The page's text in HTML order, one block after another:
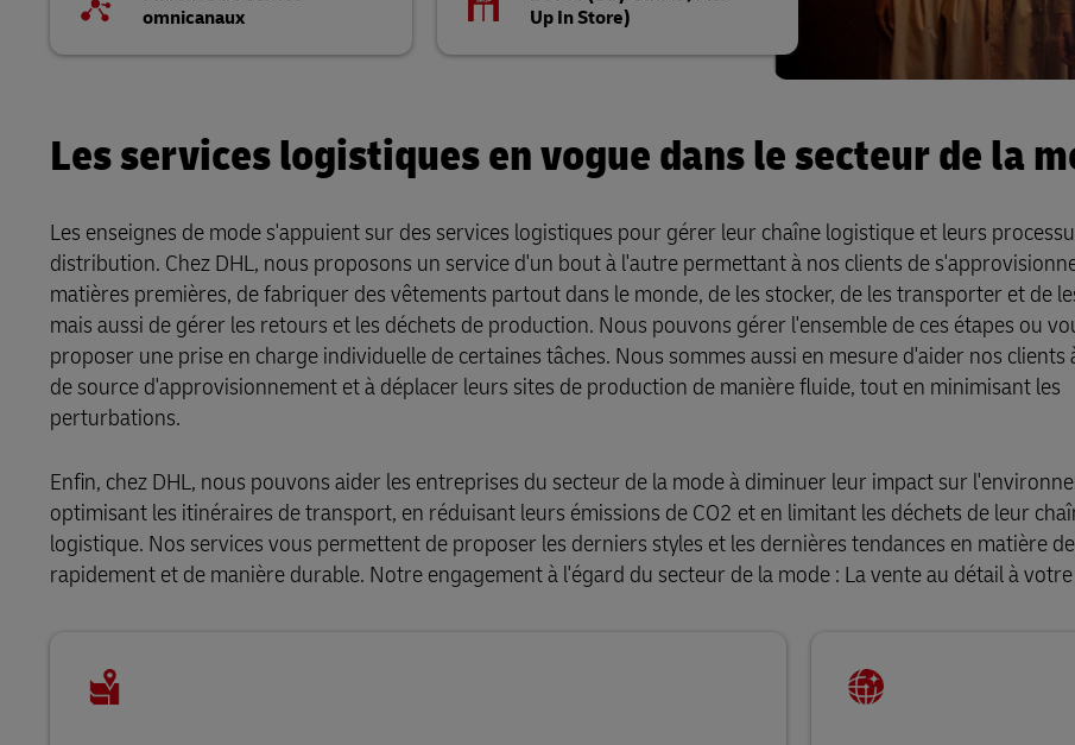
omnicanaux
Up In Store)
Les services logistiques en vogue dans le secteur de la
Les enseignes de mode s'appuient sur des services logistiques pour gérer leur chaîne logistique et leurs
distribution. Chez DHL, nous proposons un service d'un bout à l'autre permettant à nos clients de
matières premières, de fabriquer des vêtements partout dans le monde, de les stocker, de les transporter et de
mais aussi de gérer les retours et les déchets de production. Nous pouvons gérer l'ensemble de ces étapes ou
proposer une prise en charge individuelle de certaines tâches. Nous sommes aussi en mesure d'aider nos clients
de source d'approvisionnement et à déplacer leurs sites de production de manière fluide, tout en minimisant les
perturbations.
Enfin, chez DHL, nous pouvons aider les entreprises du secteur de la mode à diminuer leur impact sur
optimisant les itinéraires de transport, en réduisant leurs émissions de CO2 et en limitant les déchets de leur
logistique. Nos services vous permettent de proposer les derniers styles et les dernières tendances en matière
rapidement et de manière durable. Notre engagement à l'égard du secteur de la mode : La vente au détail à